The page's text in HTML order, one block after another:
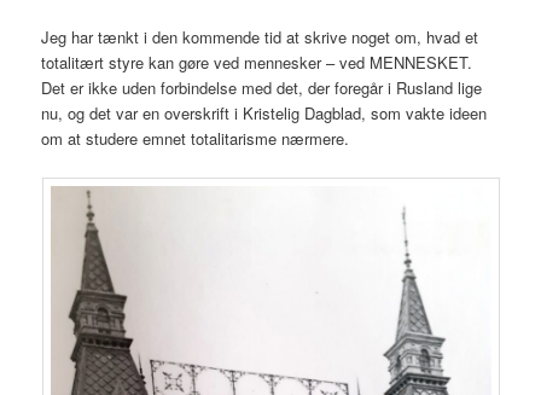
Jeg har tænkt i den kommende tid at skrive noget om, hvad et
totalitært styre kan gøre ved mennesker – ved MENNESKET.
Det er ikke uden forbindelse med det, der foregår i Rusland lige
nu, og det var en overskrift i Kristelig Dagblad, som vakte ideen
om at studere emnet totalitarisme nærmere.